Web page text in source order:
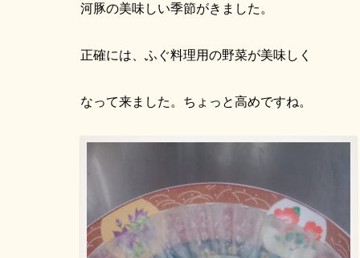
河豚の美味しい季節がきました。
正確には、ふぐ料理用の野菜が美味しく
なって来ました。ちょっと高めですね。